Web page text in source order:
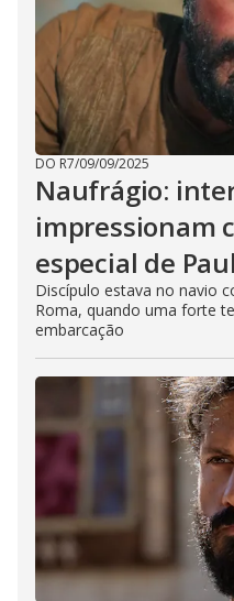
DO R7/09/09/2025
Naufrágio:
impressionam
especial de
Discípulo estava no navio
Roma, quando uma forte
embarcação